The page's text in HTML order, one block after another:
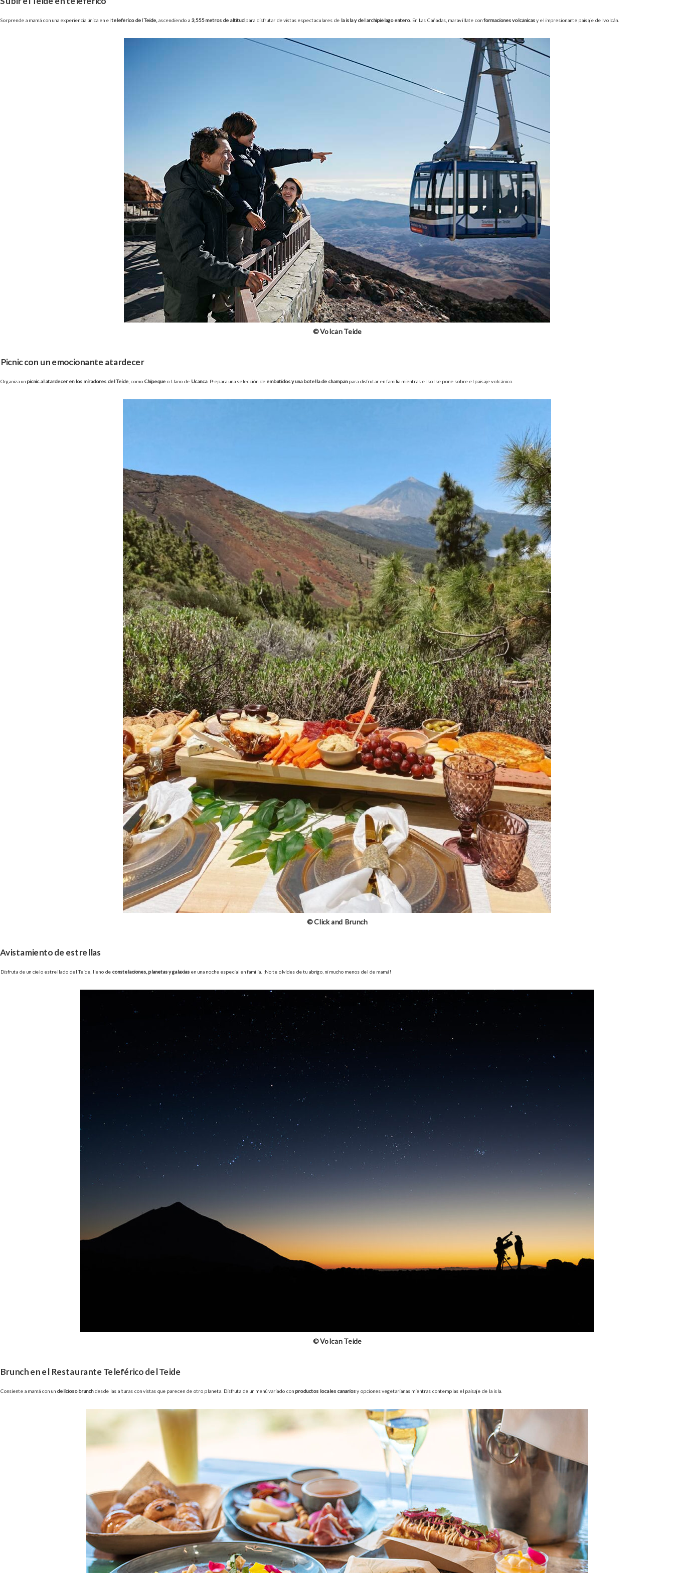
Sorprende a mamá con una experiencia única en elteleférico del Teide, ascendiendo a 3,555 metros de altitudpara disfrutar de vistas espectaculares de la isla y del archipiélago entero. En Las Cañadas, maravíllate conformaciones volcánicasy el impresionante paisaje del volcán.
© Volcán Teide
Picnic con un emocionante atardecer
Organiza un picnic al atardecer en los miradores del Teide , como Chipeque o Llano de Ucanca. Prepara una selección de embutidos y una botella de champánpara disfrutar en familia mientras el sol se pone sobre el paisaje volcánico.
© Click and Brunch
Avistamiento de estrellas
Disfruta de un cielo estrellado del Teide, lleno de constelaciones, planetas y galaxias en una noche especial en familia. ¡No te olvides de tu abrigo, ni mucho menos del de mamá!
© Volcán Teide
Brunch en el Restaurante Teleférico del Teide
Consiente a mamá con un delicioso brunchdesde las alturas con vistas que parecen de otro planeta. Disfruta de un menú variado con productos locales canariosy opciones vegetarianas mientras contemplas el paisaje de la isla.